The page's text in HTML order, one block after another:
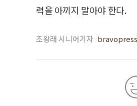
력을 아끼지 말아야 한다.
조왕래 시니어기자